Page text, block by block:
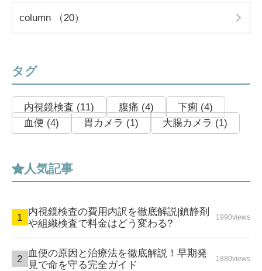
column （20）
タグ
内視鏡検査 (11) 腹痛 (4)
下痢 (4)
血便 (4)
胃カメラ (1) 大腸カメラ (1)
人気記事
内視鏡検査の費用内訳を徹底解説|鎮静剤
や組織検査で料金はどう変わる?
1990views
血便の原因と治療法を徹底解説！早期発
見で命を守る完全ガイド
1880views